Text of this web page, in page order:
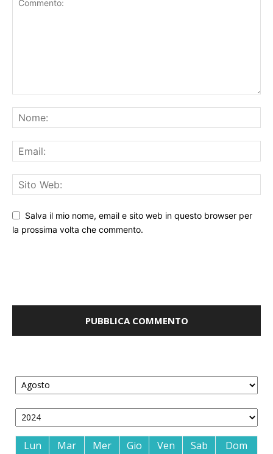
Salva il mio nome, email e sito web in questo browser per
la prossima volta che commento.
Lun Mar Mer Gio Ven Sab Dom